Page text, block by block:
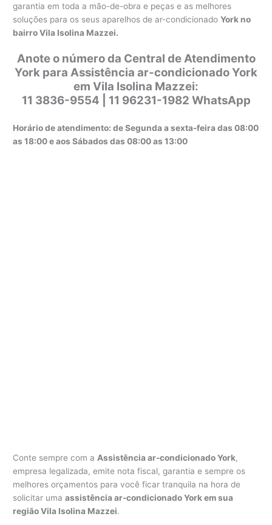
garantia em toda a mão-de-obra e peças e as melhores
soluções para os seus aparelhos de ar-condicionadoYork no
bairro Vila Isolina Mazzei.
Anote o número da Central de Atendimento
York para Assistência ar-condicionado York
em Vila Isolina Mazzei:
11 3836-9554 | 11 96231-1982 WhatsApp
Horário de atendimento: de Segunda a sexta-feira das 08:00
as 18:00 e aos Sábados das 08:00 as 13:00
Conte sempre com a Assistência ar-condicionado York,
empresa legalizada, emite nota fiscal, garantia e sempre os
melhores orçamentos para você ficar tranquila na hora de
solicitar umaassistência ar-condicionado York em sua
região Vila Isolina Mazzei.